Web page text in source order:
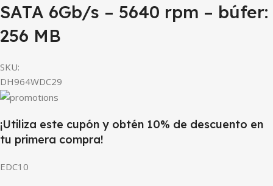
SATA 6Gb/s – 5640 rpm – búfer:
256 MB
SKU:
DH964WDC29
¡Utiliza este cupón y obtén 10% de descuento en
tu primera compra!
EDC10